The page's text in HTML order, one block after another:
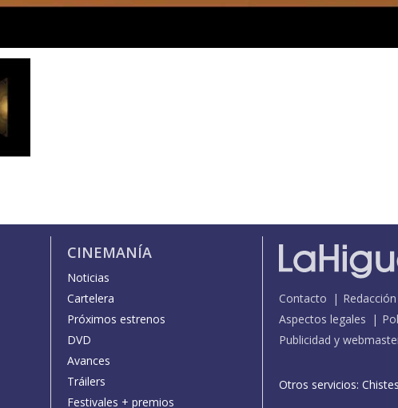
CINEMANÍA
Noticias
Cartelera
Próximos estrenos
DVD
Avances
Tráilers
Festivales + premios
Contacto Redacción
Aspectos legales
Publicidad y
Otros servicios: Chistes